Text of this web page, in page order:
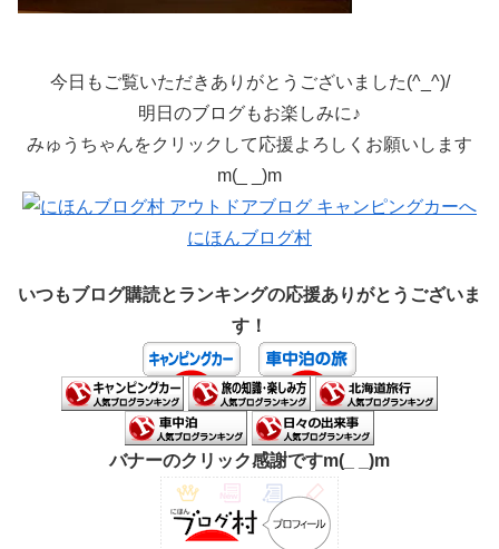
今日もご覧いただきありがとうございました(^_^)/
明日のブログもお楽しみに♪
みゅうちゃんをクリックして応援よろしくお願いします
m(_ _)m
にほんブログ村
いつもブログ購読とランキングの応援ありがとうございま
す！
バナーのクリック感謝ですm(_ _)m